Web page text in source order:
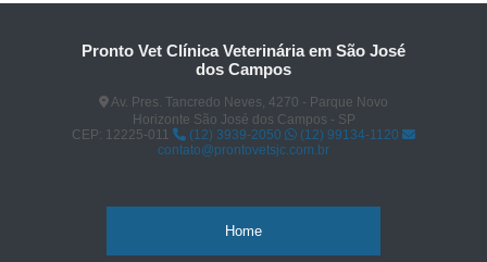
Pronto Vet Clínica Veterinária em São José
dos Campos
Av. Pres. Tancredo Neves, 4270 - Parque Novo
Horizonte São José dos Campos - SP
CEP: 12225-011
(12) 3939-2050
(12) 99134-1120
contato@prontovetsjc.com.br
Home